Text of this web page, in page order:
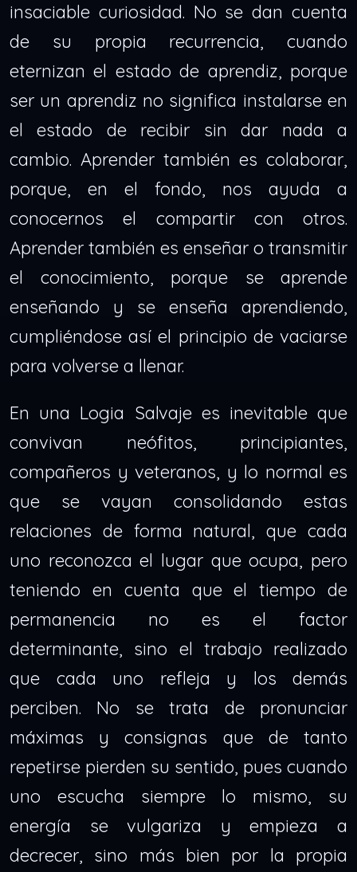
insaciable curiosidad. No se dan cuenta
de su propia recurrencia, cuando
eternizan el estado de aprendiz, porque
ser un aprendiz no significa instalarse en
el estado de recibir sin dar nada a
cambio. Aprender también es colaborar,
porque, en el fondo, nos ayuda a
conocernos el compartir con otros.
Aprender también es enseñar o transmitir
el conocimiento, porque se aprende
enseñando y se enseña aprendiendo,
cumpliéndose así el principio de vaciarse
para volverse a llenar.
En una Logia Salvaje es inevitable que
convivan neófitos, principiantes,
compañeros y veteranos, y lo normal es
que se vayan consolidando estas
relaciones de forma natural, que cada
uno reconozca el lugar que ocupa, pero
teniendo en cuenta que el tiempo de
permanencia no es el factor
determinante, sino el trabajo realizado
que cada uno refleja y los demás
perciben. No se trata de pronunciar
máximas y consignas que de tanto
repetirse pierden su sentido, pues cuando
uno escucha siempre lo mismo, su
energía se vulgariza y empieza a
decrecer, sino más bien por la propia